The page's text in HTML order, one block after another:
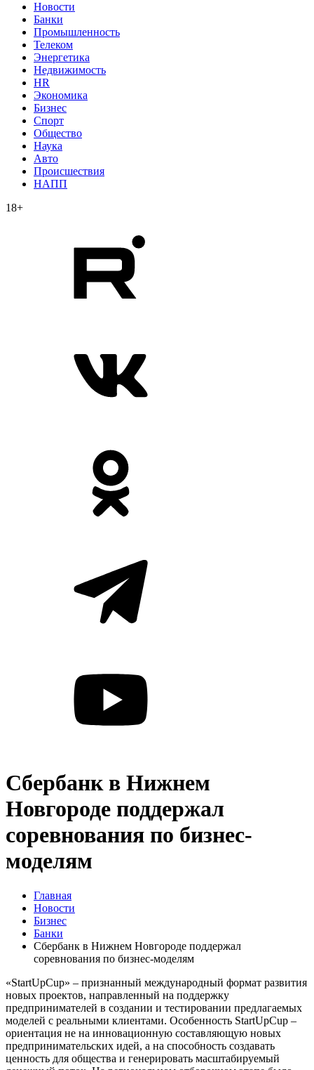
Новости
Банки
Промышленность
Телеком
Энергетика
Недвижимость
HR
Экономика
Бизнес
Спорт
Общество
Наука
Авто
Происшествия
НАПП
18+
Сбербанк в Нижнем
Новгороде поддержал
соревнования по бизнес-
моделям
Главная
Новости
Бизнес
Банки
Сбербанк в Нижнем Новгороде поддержал
соревнования по бизнес-моделям
«StartUpCup» – признанный международный формат развития
новых проектов, направленный на поддержку
предпринимателей в создании и тестировании предлагаемых
моделей с реальными клиентами. Особенность StartUpCup –
ориентация не на инновационную составляющую новых
предпринимательских идей, а на способность создавать
ценность для общества и генерировать масштабируемый